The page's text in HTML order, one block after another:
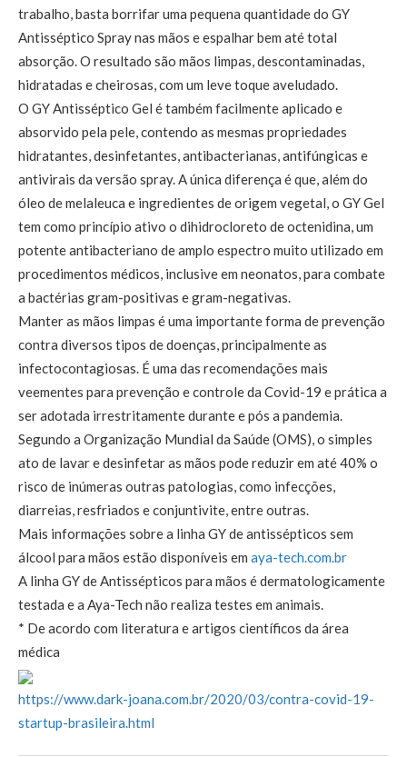
trabalho, basta borrifar uma pequena quantidade do GY
Antisséptico Spray nas mãos e espalhar bem até total
absorção. O resultado são mãos limpas, descontaminadas,
hidratadas e cheirosas, com um leve toque aveludado.
O GY Antisséptico Gel é também facilmente aplicado e
absorvido pela pele, contendo as mesmas propriedades
hidratantes, desinfetantes, antibacterianas, antifúngicas e
antivirais da versão spray. A única diferença é que, além do
óleo de melaleuca e ingredientes de origem vegetal, o GY Gel
tem como princípio ativo o dihidrocloreto de octenidina, um
potente antibacteriano de amplo espectro muito utilizado em
procedimentos médicos, inclusive em neonatos, para combate
a bactérias gram-positivas e gram-negativas.
Manter as mãos limpas é uma importante forma de prevenção
contra diversos tipos de doenças, principalmente as
infectocontagiosas. É uma das recomendações mais
veementes para prevenção e controle da Covid-19 e prática a
ser adotada irrestritamente durante e pós a pandemia.
Segundo a Organização Mundial da Saúde (OMS), o simples
ato de lavar e desinfetar as mãos pode reduzir em até 40% o
risco de inúmeras outras patologias, como infecções,
diarreias, resfriados e conjuntivite, entre outras.
Mais informações sobre a linha GY de antissépticos sem
álcool para mãos estão disponíveis em aya-tech.com.br
A linha GY de Antissépticos para mãos é dermatologicamente
testada e a Aya-Tech não realiza testes em animais.
* De acordo com literatura e artigos científicos da área
médica
https://www.dark-joana.com.br/2020/03/contra-covid-19-
startup-brasileira.html